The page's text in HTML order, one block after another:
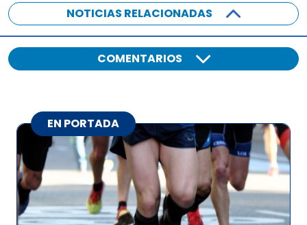
NOTICIAS RELACIONADAS
COMENTARIOS
EN PORTADA